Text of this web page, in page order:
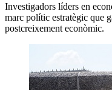
Investigadors líders en
marc polític estratègic que
postcreixement econòmic.